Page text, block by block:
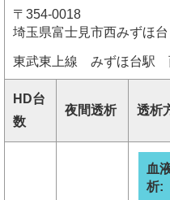
〒354-0018
埼玉県富士見市西みずほ台
東武東上線 みずほ台駅
HD台
数
夜間透析 透析
血
析: